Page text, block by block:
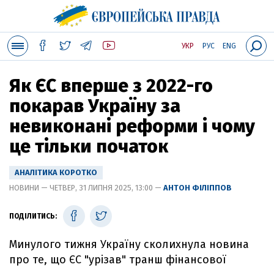
УКР РУС ENG
Як ЄС вперше з 2022-го
покарав Україну за
невиконані реформи і чому
це тільки початок
АНАЛІТИКА КОРОТКО
НОВИНИ — ЧЕТВЕР, 31 ЛИПНЯ 2025, 13:00 — АНТОН ФІЛІППОВ
ПОДІЛИТИСЬ:
Минулого тижня Україну сколихнула новина
про те, що ЄС "урізав" транш фінансової